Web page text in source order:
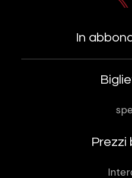
In
Prezzi